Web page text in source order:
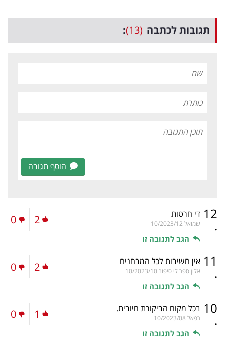
תגובות לכתבה (13)
:
הוסף תגובה
12
.
די חרטות
שמואל 10/2023/12
הגב לתגובה זו
2
0
11
.
אין חשיבות לכל המבחנים
אלון ספר לי סיפור 10/2023/10
הגב לתגובה זו
2
0
10
.
בכל מקום הביקורת חיובית.
רפאל 10/2023/08
הגב לתגובה זו
1
0